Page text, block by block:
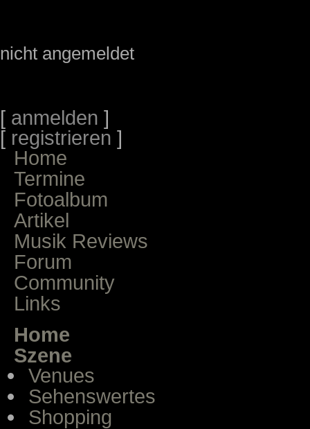
nicht angemeldet
[ anmelden ]
[ registrieren ]
Home
Termine
Fotoalbum
Artikel
Musik Reviews
Forum
Community
Links
Home
Szene
Venues
Sehenswertes
Shopping